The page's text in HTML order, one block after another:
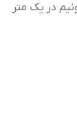
در یک متر